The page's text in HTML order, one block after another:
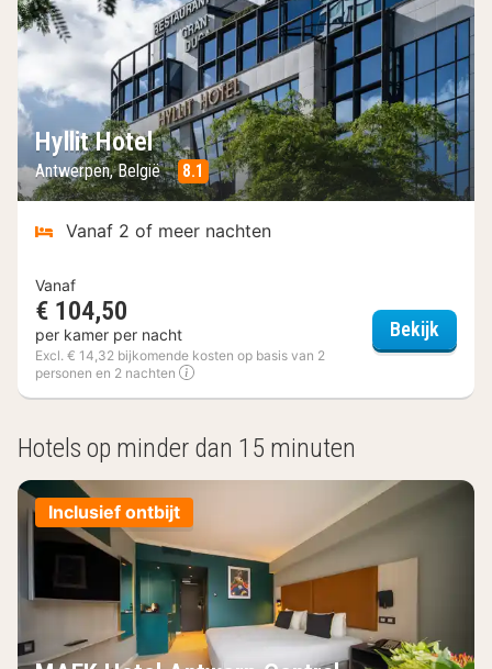
Hyllit Hotel
Antwerpen, België 8.1
Vanaf 2 of meer nachten
Vanaf
€ 104,50
per kamer per nacht
Excl. € 14,32 bijkomende kosten op basis van 2
personen en 2 nachten
Bekijk
hotels)
Hotels op minder dan 15 minuten
Inclusief ontbijt